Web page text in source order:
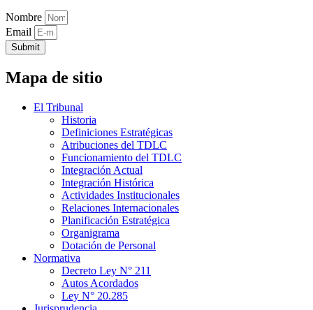
Nombre
Email
Submit
Mapa de sitio
El Tribunal
Historia
Definiciones Estratégicas
Atribuciones del TDLC
Funcionamiento del TDLC
Integración Actual
Integración Histórica
Actividades Institucionales
Relaciones Internacionales
Planificación Estratégica
Organigrama
Dotación de Personal
Normativa
Decreto Ley N° 211
Autos Acordados
Ley N° 20.285